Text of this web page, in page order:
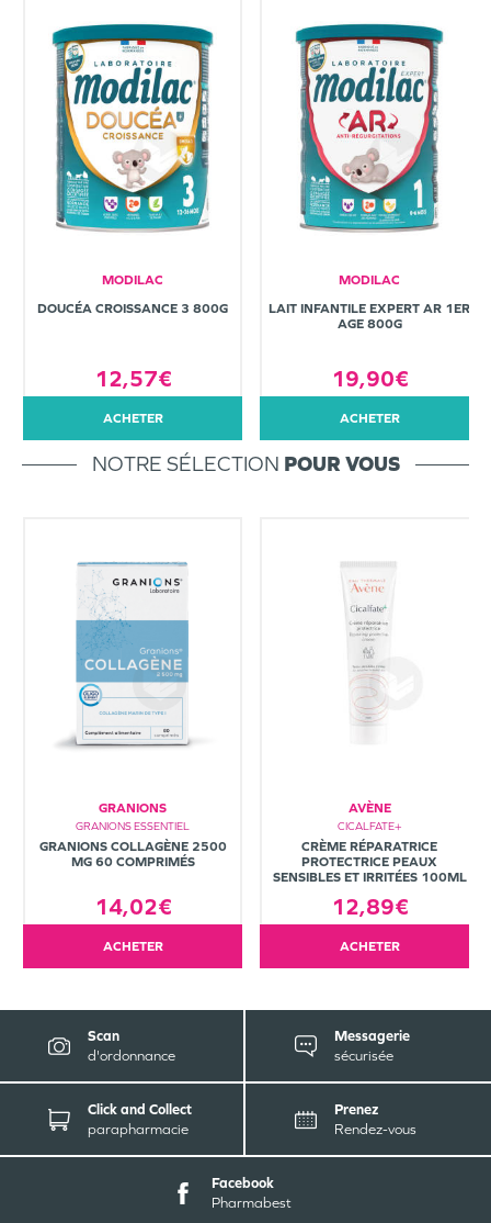
MODILAC
DOUCÉA CROISSANCE 3 800G
12,57€
ACHETER
MODILAC
LAIT INFANTILE EXPERT AR 1ER
AGE 800G
19,90€
ACHETER
NOTRE SÉLECTION POUR VOUS
GRANIONS
GRANIONS ESSENTIEL
GRANIONS COLLAGÈNE 2500
MG 60 COMPRIMÉS
14,02€
ACHETER
AVÈNE
CICALFATE+
CRÈME RÉPARATRICE
PROTECTRICE PEAUX
SENSIBLES ET IRRITÉES 100ML
12,89€
ACHETER
Scan
d'ordonnance
Messagerie
sécurisée
Click and Collect
parapharmacie
Prenez
Rendez-vous
Facebook
Pharmabest